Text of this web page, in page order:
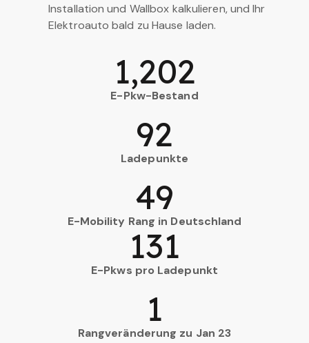
Installation und Wallbox kalkulieren, und Ihr
Elektroauto bald zu Hause laden.
E-Pkw-Bestand
1,202
Ladepunkte
92
E-Mobility Rang in Deutschland
49
E-Pkws pro Ladepunkt
131
Rangveränderung zu Jan 23
1